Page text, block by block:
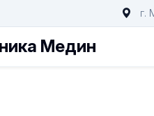
г.
Медин